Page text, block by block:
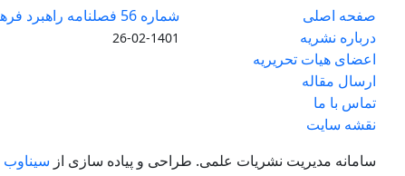
صفحه اصلی
درباره نشریه
اعضای هیات تحریریه
ارسال مقاله
تماس با ما
نقشه سایت
شماره 56 فصلنامه راهبرد فرهنگ منتشر شد
1401-02-26
سامانه مدیریت نشریات علمی. طراحی و پیاده سازی از سیناوب